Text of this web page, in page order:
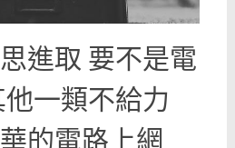
進取 要不是電
一類不給力
的電路上網